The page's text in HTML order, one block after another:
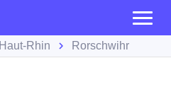
Haut-Rhin Rorschwihr